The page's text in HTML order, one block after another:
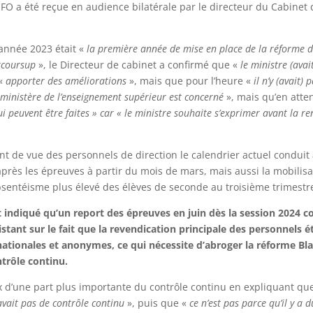
a été reçue en audience bilatérale par le directeur du
2023 était «la première année de mise en place de la réforme
», le Directeur de cabinet a confirmé que «le ministre
apporter des améliorations », mais que pour l’heure «il n’y (avait)
de l’enseignement supérieur est concerné », mais qu’en
peuvent être faites » car « le ministre souhaite s’exprimer avant la
de vue des personnels de direction le calendrier actuel
les épreuves à partir du mois de mars, mais aussi la
plus élevé des élèves de seconde au troisième
qu’un report des épreuves en juin dès la session
sur le fait que la revendication principale des personnels
et anonymes, ce qui nécessite d’abroger la réforme
continu.
part plus importante du contrôle continu en expliquant
pas de contrôle continu », puis que «ce n’est pas parce qu’il y